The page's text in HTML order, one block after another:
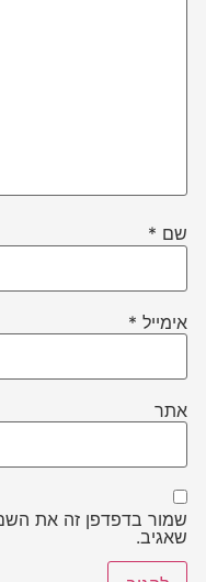
שם *
אימייל *
אתר
שמור בדפדפן זה את
שאגיב.